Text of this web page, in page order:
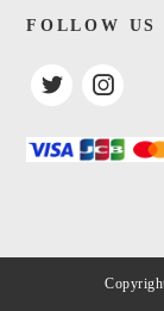
FOLLOW US